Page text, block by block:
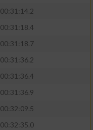
00:31:14.2
00:31:18.4
00:31:18.7
00:31:36.2
00:31:36.4
00:31:36.9
00:32:09.5
00:32:35.0